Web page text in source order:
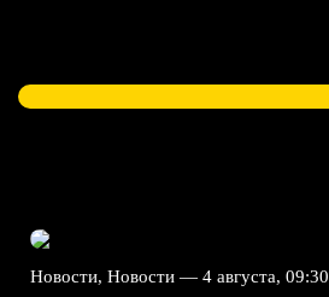
Новости, Новости — 4 августа, 09:30